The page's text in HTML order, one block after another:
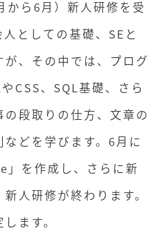
から6月）新人研修を受
としての基礎、SEと
が、その中では、プログ
CSS、SQL基礎、さら
段取りの仕方、文章の
どを学びます。6月に
」を作成し、さらに新
人研修が終わります。
ます。